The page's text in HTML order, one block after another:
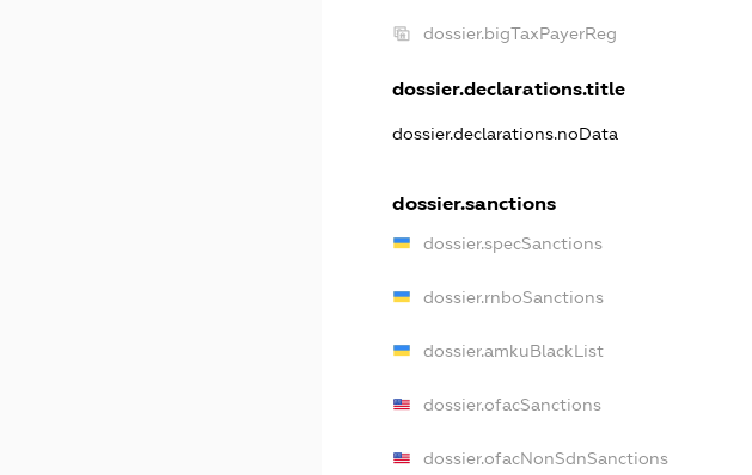
dossier.bigTaxPayerReg
dossier.declarations.title
dossier.declarations.noData
dossier.sanctions
dossier.specSanctions
dossier.rnboSanctions
dossier.amkuBlackList
dossier.ofacSanctions
dossier.ofacNonSdnSanctions